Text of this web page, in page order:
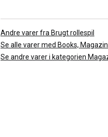
Andre varer fra Brugt rollespil
Se alle varer med Books,
Se andre varer i kategorien